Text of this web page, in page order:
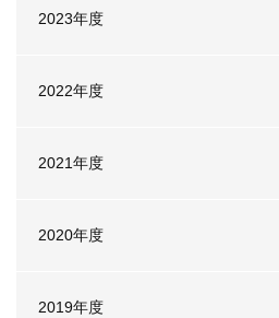
2023年度
2022年度
2021年度
2020年度
2019年度